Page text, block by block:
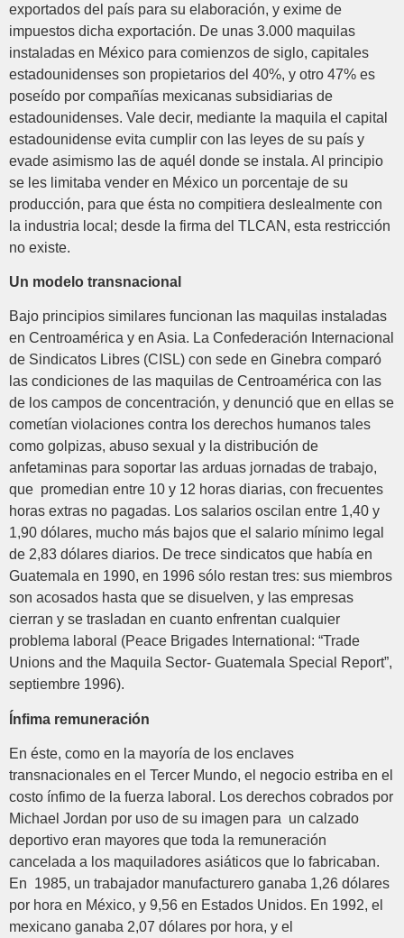
exportados del país para su elaboración, y exime de
impuestos dicha exportación. De unas 3.000 maquilas
instaladas en México para comienzos de siglo, capitales
estadounidenses son propietarios del 40%, y otro 47% es
poseído por compañías mexicanas subsidiarias de
estadounidenses. Vale decir, mediante la maquila el capital
estadounidense evita cumplir con las leyes de su país y
evade asimismo las de aquél donde se instala. Al principio
se les limitaba vender en México un porcentaje de su
producción, para que ésta no compitiera deslealmente con
la industria local; desde la firma del TLCAN, esta restricción
no existe.
Un modelo transnacional
Bajo principios similares funcionan las maquilas instaladas
en Centroamérica y en Asia. La Confederación Internacional
de Sindicatos Libres (CISL) con sede en Ginebra comparó
las condiciones de las maquilas de Centroamérica con las
de los campos de concentración, y denunció que en ellas se
cometían violaciones contra los derechos humanos tales
como golpizas, abuso sexual y la distribución de
anfetaminas para soportar las arduas jornadas de trabajo,
que promedian entre 10 y 12 horas diarias, con frecuentes
horas extras no pagadas. Los salarios oscilan entre 1,40 y
1,90 dólares, mucho más bajos que el salario mínimo legal
de 2,83 dólares diarios. De trece sindicatos que había en
Guatemala en 1990, en 1996 sólo restan tres: sus miembros
son acosados hasta que se disuelven, y las empresas
cierran y se trasladan en cuanto enfrentan cualquier
problema laboral (Peace Brigades International: “Trade
Unions and the Maquila Sector- Guatemala Special Report”,
septiembre 1996).
Ínfima remuneración
En éste, como en la mayoría de los enclaves
transnacionales en el Tercer Mundo, el negocio estriba en el
costo ínfimo de la fuerza laboral. Los derechos cobrados por
Michael Jordan por uso de su imagen para un calzado
deportivo eran mayores que toda la remuneración
cancelada a los maquiladores asiáticos que lo fabricaban.
En 1985, un trabajador manufacturero ganaba 1,26 dólares
por hora en México, y 9,56 en Estados Unidos. En 1992, el
mexicano ganaba 2,07 dólares por hora, y el